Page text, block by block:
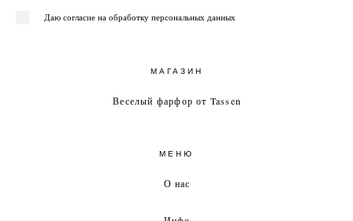
Даю согласие на обработку персональных данных
МАГАЗИН
Веселый фарфор от Tassen
МЕНЮ
О нас